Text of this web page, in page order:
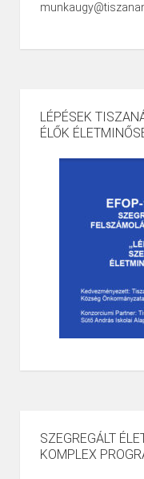
LÉPÉSEK
ÉLŐK
SZEGREGÁLT
KOMPLEX